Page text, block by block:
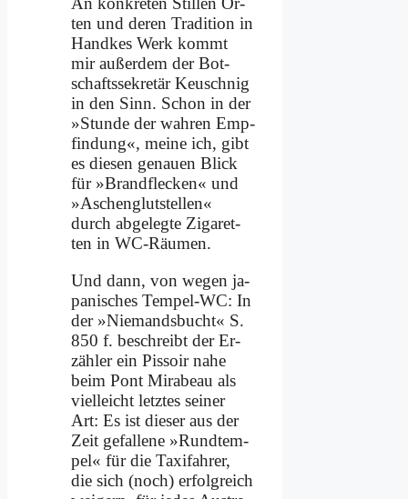
ten und de­ren Tra­di­ti­on in
Hand­kes Werk kommt
mir au­ßer­dem der Bot­
schafts­se­kre­tär Keu­sch­nig
in den Sinn. Schon in der
»Stun­de der wah­ren Emp­
fin­dung«, mei­ne ich, gibt
es die­sen ge­nau­en Blick
für »Brand­flecken« und
»Aschen­glut­stel­len«
durch ab­ge­leg­te Zi­ga­ret­
ten in WC-Räu­men.
Und dann, von we­gen ja­
pa­ni­sches Tem­pel-WC: In
der »Nie­mands­bucht« S.
850 f. be­schreibt der Er­
zäh­ler ein Pis­soir na­he
beim Pont Mi­ra­beau als
viel­leicht letz­tes sei­ner
Art: Es ist die­ser aus der
Zeit ge­fal­le­ne »Rund­tem­
pel« für die Ta­xi­fah­rer,
die sich (noch) er­folg­reich